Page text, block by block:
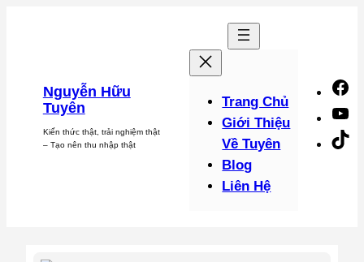
Nguyễn Hữu
Tuyên
Kiến thức thật, trải nghiệm thật
– Tạo nên thu nhập thật
Trang Chủ
Giới Thiệu
Về Tuyên
Blog
Liên Hệ